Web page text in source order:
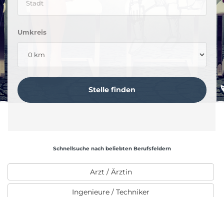
Umkreis
Schnellsuche nach beliebten Berufsfeldern
Arzt / Ärztin
Ingenieure / Techniker